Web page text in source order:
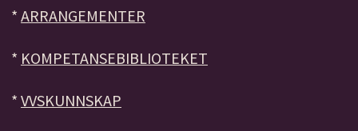
* ARRANGEMENTER
* KOMPETANSEBIBLIOTEKET
* VVSKUNNSKAP